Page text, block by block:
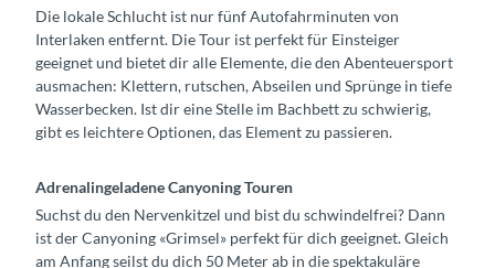
Die lokale Schlucht ist nur fünf Autofahrminuten von
Interlaken entfernt. Die Tour ist perfekt für Einsteiger
geeignet und bietet dir alle Elemente, die den Abenteuersport
ausmachen: Klettern, rutschen, Abseilen und Sprünge in tiefe
Wasserbecken. Ist dir eine Stelle im Bachbett zu schwierig,
gibt es leichtere Optionen, das Element zu passieren.
Adrenalingeladene Canyoning Touren
Suchst du den Nervenkitzel und bist du schwindelfrei? Dann
ist der Canyoning «Grimsel» perfekt für dich geeignet. Gleich
am Anfang seilst du dich 50 Meter ab in die spektakuläre